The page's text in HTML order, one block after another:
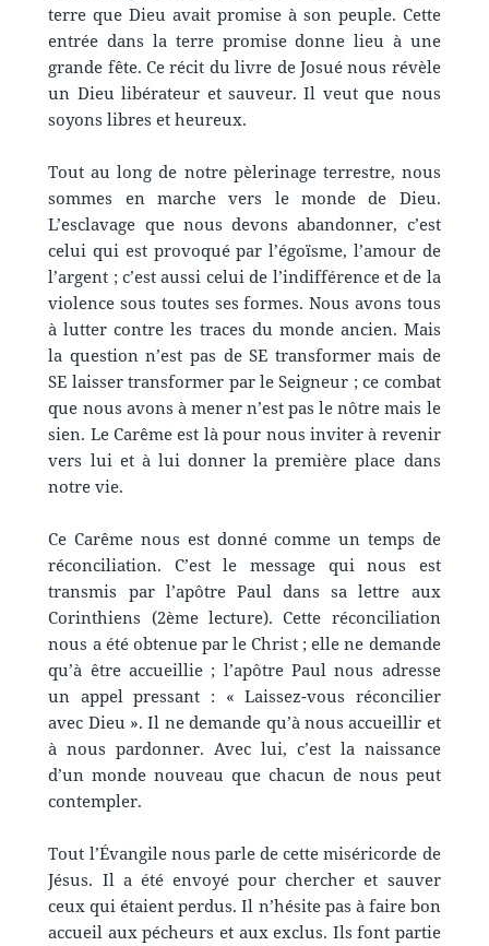
terre que Dieu avait promise à son peuple. Cette
entrée dans la terre promise donne lieu à une
grande fête. Ce récit du livre de Josué nous révèle
un Dieu libérateur et sauveur. Il veut que nous
soyons libres et heureux.
Tout au long de notre pèlerinage terrestre, nous
sommes en marche vers le monde de Dieu.
L’esclavage que nous devons abandonner, c’est
celui qui est provoqué par l’égoïsme, l’amour de
l’argent ; c’est aussi celui de l’indifférence et de la
violence sous toutes ses formes. Nous avons tous
à lutter contre les traces du monde ancien. Mais
la question n’est pas de SE transformer mais de
SE laisser transformer par le Seigneur ; ce combat
que nous avons à mener n’est pas le nôtre mais le
sien. Le Carême est là pour nous inviter à revenir
vers lui et à lui donner la première place dans
notre vie.
Ce Carême nous est donné comme un temps de
réconciliation. C’est le message qui nous est
transmis par l’apôtre Paul dans sa lettre aux
Corinthiens (2ème lecture). Cette réconciliation
nous a été obtenue par le Christ ; elle ne demande
qu’à être accueillie ; l’apôtre Paul nous adresse
un appel pressant : « Laissez-vous réconcilier
avec Dieu ». Il ne demande qu’à nous accueillir et
à nous pardonner. Avec lui, c’est la naissance
d’un monde nouveau que chacun de nous peut
contempler.
Tout l’Évangile nous parle de cette miséricorde de
Jésus. Il a été envoyé pour chercher et sauver
ceux qui étaient perdus. Il n’hésite pas à faire bon
accueil aux pécheurs et aux exclus. Ils font partie